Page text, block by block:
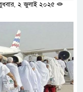
২ জুলাই ২০২৫